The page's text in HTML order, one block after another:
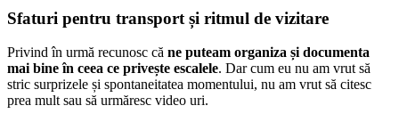
Sfaturi pentru transport și ritmul de vizitare
Privind în urmă recunosc că ne puteam organiza și documenta
mai bine în ceea ce privește escalele. Dar cum eu nu am vrut să
stric surprizele și spontaneitatea momentului, nu am vrut să citesc
prea mult sau să urmăresc video uri.